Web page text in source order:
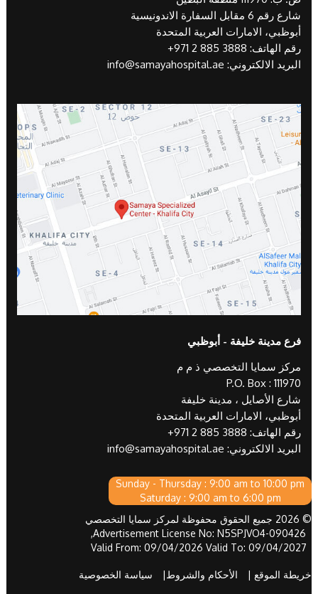
شارع رقم 6 مقابل السفارة الاندونيسية
أبوظبي، الامارات العربية المتحدة
رقم الهاتف:+971 2 885 3888
البريد الالكتروني:info@samayahospital.ae
فرع مدينة خليفة - أبوظبي
مركز سمايا التخصصي ذ م م
P.O. Box : 111970
شارع الأصايل ، مدينة خليفة
أبوظبي، الامارات العربية المتحدة
رقم الهاتف:+971 2 885 3888
البريد الالكتروني:info@samayahospital.ae
Sunday - Thursday : 9:00 am to 10:00 pm
Saturday : 9:00 am to 6:00 pm
© 2026 جميع الحقوق محفوظة لمركز سمايا التخصصي
Advertisement License No: N5SPJVO4-090426,
Valid From: 09/04/2026 Valid To: 09/04/2027
خريطة الموقع | الأحكام والشروط| سياسة الخصوصية